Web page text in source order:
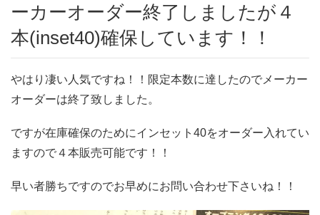
ーカーオーダー終了しましたが４
本(inset40)確保しています！！
やはり凄い人気ですね！！限定本数に達したのでメーカー
オーダーは終了致しました。
ですが在庫確保のためにインセット40をオーダー入れてい
ますので４本販売可能です！！
早い者勝ちですのでお早めにお問い合わせ下さいね！！